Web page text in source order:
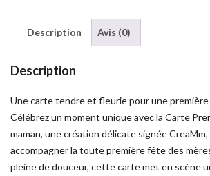
Description Avis (0)
Description
Une carte tendre et fleurie pour une
Célébrez un moment unique avec la Carte
maman, une création délicate signée
accompagner la toute première fête des
pleine de douceur, cette carte met en scène